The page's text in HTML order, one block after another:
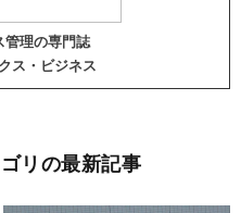
管理の専門誌
ス・ビジネス
リの最新記事